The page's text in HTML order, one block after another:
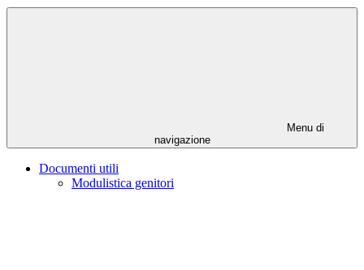
Menu di
navigazione
Documenti utili
Modulistica genitori